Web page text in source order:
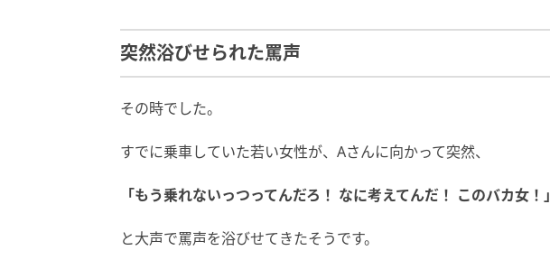
突然浴びせられた罵声
その時でした。
すでに乗車していた若い女性が、Aさんに向かって突然、
「もう乗れないっつってんだろ！ なに考えてんだ！ このバカ女！」
と大声で罵声を浴びせてきたそうです。